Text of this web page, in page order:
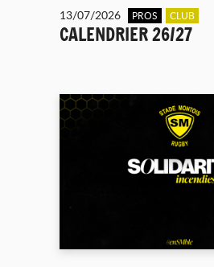
13/07/2026 PROS CLUB
CALENDRIER 26/27